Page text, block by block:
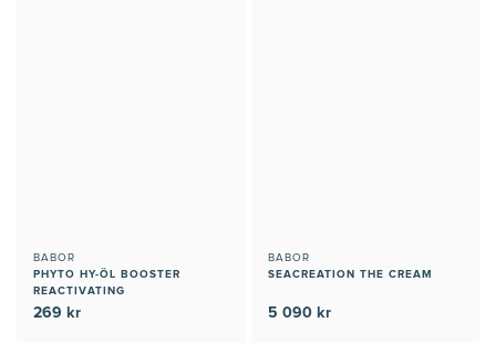
BABOR
PHYTO HY-ÖL BOOSTER
REACTIVATING
269 kr
BABOR
SEACREATION THE CREAM
5 090 kr